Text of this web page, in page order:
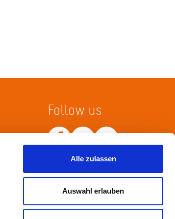
Alle zulassen
Auswahl erlauben
Follow us
Netiquette